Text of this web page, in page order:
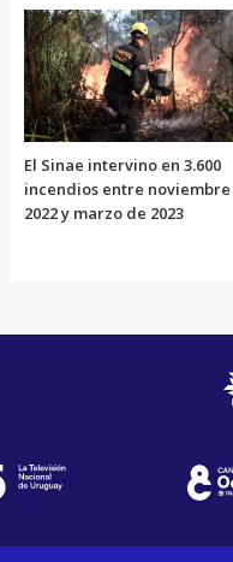
El Sinae intervino en 3.600
incendios entre noviembre
2022 y marzo de 2023